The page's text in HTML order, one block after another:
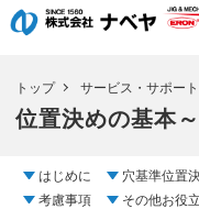
トップ サービス・サポート
位置決めの基本
はじめに 穴基準位置
考慮事項
その他お役